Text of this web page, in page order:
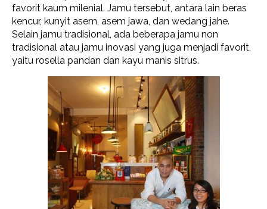
favorit kaum milenial. Jamu tersebut, antara lain beras
kencur, kunyit asem, asem jawa, dan wedang jahe.
Selain jamu tradisional, ada beberapa jamu non
tradisional atau jamu inovasi yang juga menjadi favorit,
yaitu rosella pandan dan kayu manis sitrus.